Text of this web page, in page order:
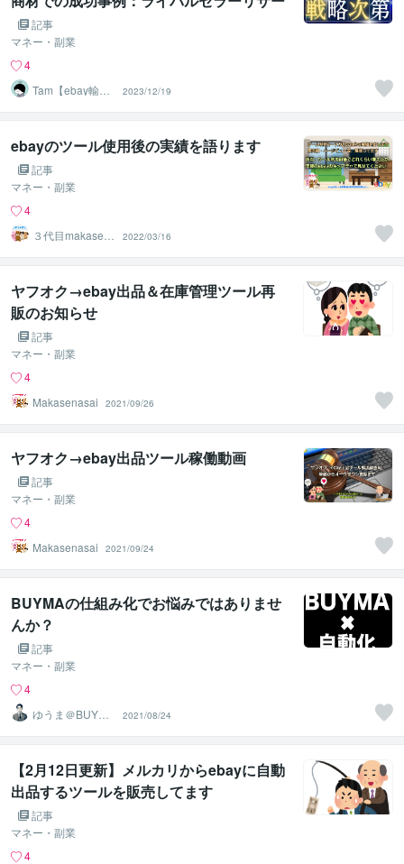
チ【12/19更新最新版】
記事
マネー・副業
4
Tam【ebay輸出
コンサルタン
ト】
2023/12/19
ebayのツール使用後の実績を語ります
記事
マネー・副業
4
３代目makasen
asai
2022/03/16
ヤフオク→ebay出品＆在庫管理ツール再
販のお知らせ
記事
マネー・副業
4
Makasenasai
2021/09/26
ヤフオク→ebay出品ツール稼働動画
記事
マネー・副業
4
Makasenasai
2021/09/24
BUYMAの仕組み化でお悩みではありませ
んか？
記事
マネー・副業
4
ゆうま＠BUYMA
物販支援
2021/08/24
【2月12日更新】メルカリからebayに自動
出品するツールを販売してます
記事
マネー・副業
4